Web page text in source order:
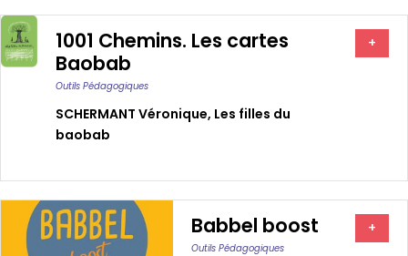
1001 Chemins. Les cartes
Baobab
Outils Pédagogiques
SCHERMANT Véronique, Les filles du
baobab
+
Babbel boost
Outils Pédagogiques
+